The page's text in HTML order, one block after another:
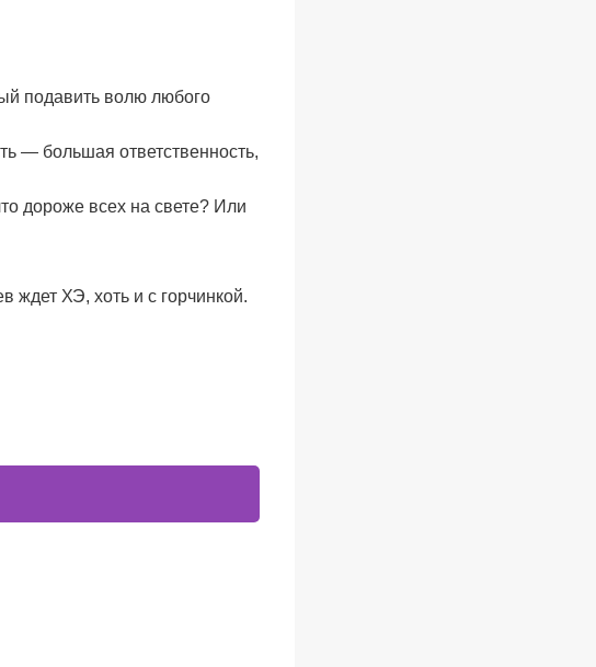
подавить волю любого
— большая ответственность,
дороже всех на свете? Или
ждет ХЭ, хоть и с горчинкой.